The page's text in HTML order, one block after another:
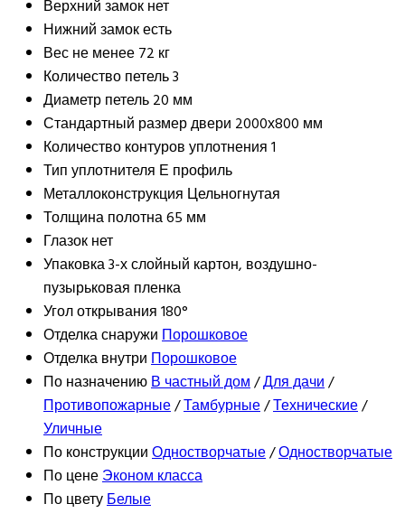
Верхний замокнет
Нижний замокесть
Весне менее 72 кг
Количество петель3
Диаметр петель20 мм
Стандартный размер двери 2000х800 мм
Количество контуров уплотнения1
Тип уплотнителя Е профиль
Металлоконструкция Цельногнутая
Толщина полотна65 мм
Глазокнет
Упаковка3-х слойный картон, воздушно-
пузырьковая пленка
Угол открывания180°
Отделка снаружиПорошковое
Отделка внутриПорошковое
По назначениюВ частный дом/Для дачи/
Противопожарные/Тамбурные/Технические/
Уличные
По конструкцииОдностворчатые/Одностворчатые
По ценеЭконом класса
По цветуБелые